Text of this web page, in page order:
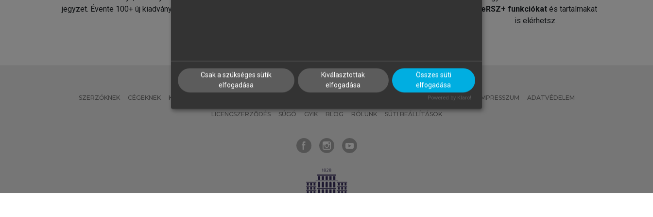
jegyzet. Évente 100+ új kiadvány.
MeRSZ+ funkciókat és tartalmakat
is elérhetsz.
SZERZŐKNEK CÉGEKNEK KÖNYVTÁROSOKNAK MI – ÁLTALÁNOS IRÁNYELVEK IMPRESSZUM ADATVÉDELEM
LICENCSZERZŐDÉS SÚGÓ GYIK BLOG RÓLUNK SÜTI BEÁLLÍTÁSOK
Csak a szükséges sütik
elfogadása
Kiválasztottak
elfogadása
Összes süti
elfogadása
Powered by Klaro!